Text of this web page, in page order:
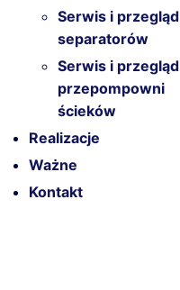
Serwis i przegląd
separatorów
Serwis i przegląd
przepompowni
ścieków
Realizacje
Ważne
Kontakt